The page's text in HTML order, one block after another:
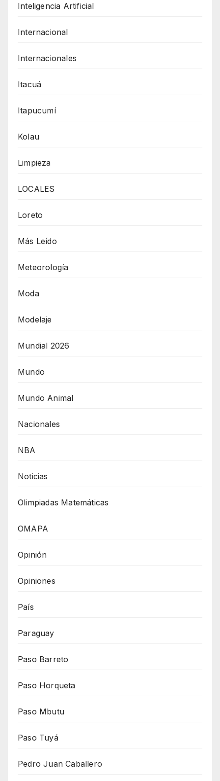
Inteligencia Artificial
Internacional
Internacionales
Itacuá
Itapucumí
Kolau
Limpieza
LOCALES
Loreto
Más Leído
Meteorología
Moda
Modelaje
Mundial 2026
Mundo
Mundo Animal
Nacionales
NBA
Noticias
Olimpiadas Matemáticas
OMAPA
Opinión
Opiniones
País
Paraguay
Paso Barreto
Paso Horqueta
Paso Mbutu
Paso Tuyá
Pedro Juan Caballero